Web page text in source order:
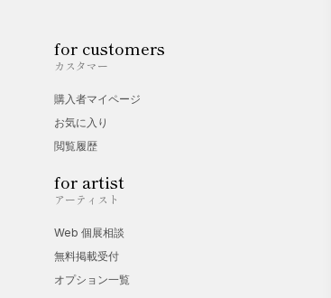
for customers
カスタマー
購入者マイページ
お気に入り
閲覧履歴
for artist
アーティスト
Web 個展相談
無料掲載受付
オプション一覧